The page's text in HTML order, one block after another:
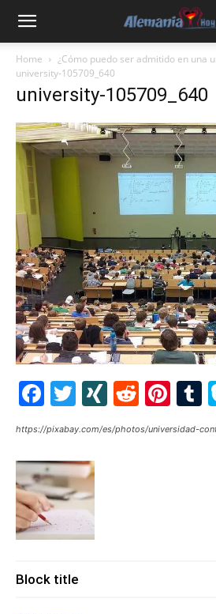
Home
¿Cómo puedo ser admitido en una
university-105709_640
university-105709_640
Facebook
Twitter
XINGReddit
https://pixabay.com/es/photos/universidad-
Block title